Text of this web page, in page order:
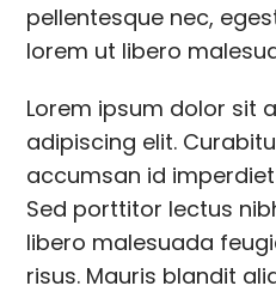
pellentesque nec,
lorem ut libero
Lorem ipsum dolor sit
adipiscing elit.
accumsan id
Sed porttitor lectus
libero malesuada
risus. Mauris blandit